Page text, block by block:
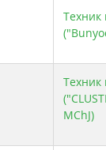
Техник
Техник
MChJ)